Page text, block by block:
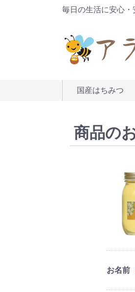
毎日の生活に安心・
国産はちみつ
商品の
お名前